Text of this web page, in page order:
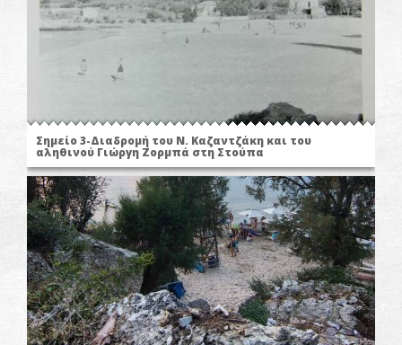
Σημείο 3-Διαδρομή του Ν. Καζαντζάκη και του
αληθινού Γιώργη Ζορμπά στη Στούπα